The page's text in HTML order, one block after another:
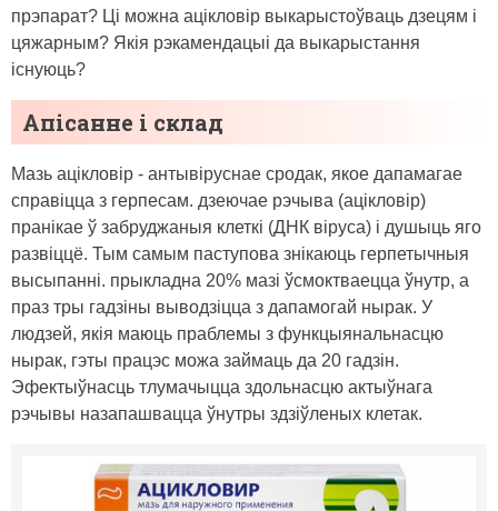
прэпарат? Ці можна ацікловір выкарыстоўваць дзецям і
цяжарным? Якія рэкамендацыі да выкарыстання
існуюць?
Апісанне і склад
Мазь ацікловір - антывіруснае сродак, якое дапамагае
справіцца з герпесам. дзеючае рэчыва (ацікловір)
пранікае ў забруджаныя клеткі (ДНК віруса) і душыць яго
развіццё. Тым самым паступова знікаюць герпетычныя
высыпанні. прыкладна 20% мазі ўсмоктваецца ўнутр, а
праз тры гадзіны выводзіцца з дапамогай нырак. У
людзей, якія маюць праблемы з функцыянальнасцю
нырак, гэты працэс можа займаць да 20 гадзін.
Эфектыўнасць тлумачыцца здольнасцю актыўнага
рэчывы назапашвацца ўнутры здзіўленых клетак.